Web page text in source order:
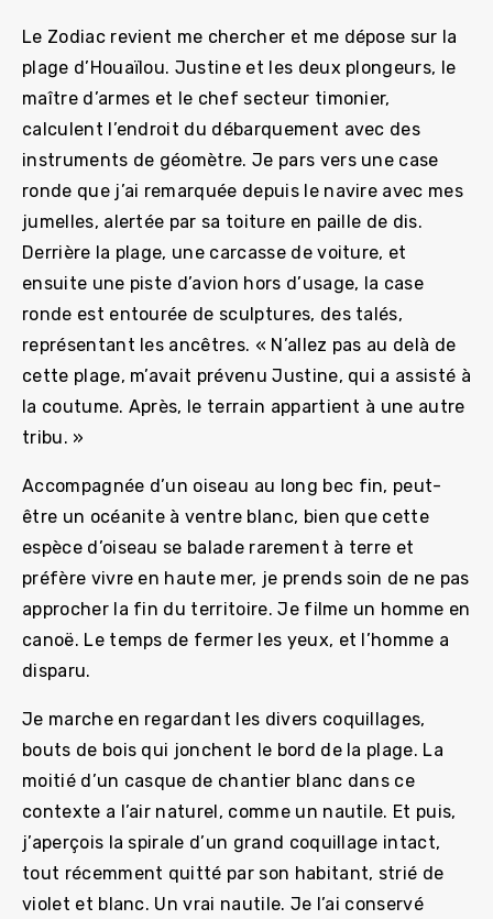
Le Zodiac revient me chercher et me dépose sur la
plage d’Houaïlou. Justine et les deux plongeurs, le
maître d’armes et le chef secteur timonier,
calculent l’endroit du débarquement avec des
instruments de géomètre. Je pars vers une case
ronde que j’ai remarquée depuis le navire avec mes
jumelles, alertée par sa toiture en paille de dis.
Derrière la plage, une carcasse de voiture, et
ensuite une piste d’avion hors d’usage, la case
ronde est entourée de sculptures, des talés,
représentant les ancêtres. « N’allez pas au delà de
cette plage, m’avait prévenu Justine, qui a assisté à
la coutume. Après, le terrain appartient à une autre
tribu. »
Accompagnée d’un oiseau au long bec fin, peut-
être un océanite à ventre blanc, bien que cette
espèce d’oiseau se balade rarement à terre et
préfère vivre en haute mer, je prends soin de ne pas
approcher la fin du territoire. Je filme un homme en
canoë. Le temps de fermer les yeux, et l’homme a
disparu.
Je marche en regardant les divers coquillages,
bouts de bois qui jonchent le bord de la plage. La
moitié d’un casque de chantier blanc dans ce
contexte a l’air naturel, comme un nautile. Et puis,
j’aperçois la spirale d’un grand coquillage intact,
tout récemment quitté par son habitant, strié de
violet et blanc. Un vrai nautile. Je l’ai conservé